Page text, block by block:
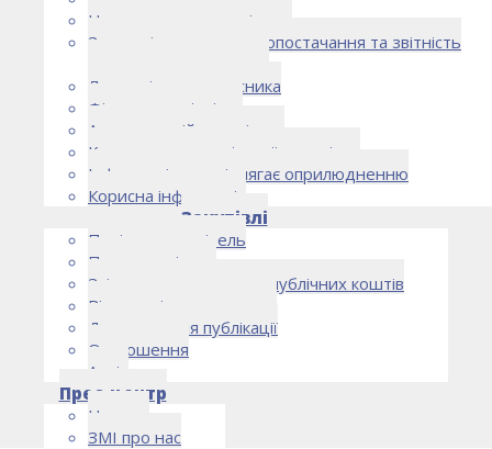
Нормативно-правові акти
Загальні умови електропостачання та звітність
Лист очікувань власника
Фінансова звітність
Антикорупційна політика
Кодекс етики та ділової поведінки
Інформація, що підлягає оприлюдненню
Корисна інформація
Закупівлі
Політика закупівель
План закупівель
Звіт про використання публічних коштів
Відомості про договори
Договори для публікації
Оголошення
Архів
Прес-центр
Новини
ЗМІ про нас